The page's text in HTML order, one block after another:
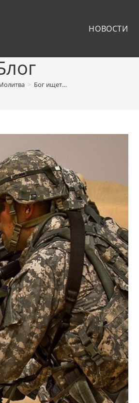
НОВОСТИ
> Бог ищет…